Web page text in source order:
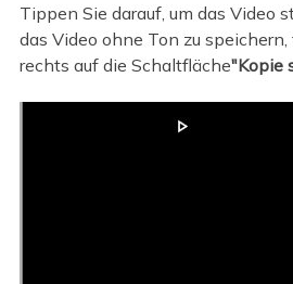
Tippen Sie darauf, um das Video
das Video ohne Ton zu
rechts auf die Schaltfläche"Kopie